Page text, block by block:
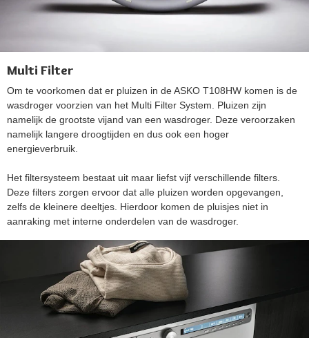
Multi Filter
Om te voorkomen dat er pluizen in de ASKO T108HW komen is de
wasdroger voorzien van het Multi Filter System. Pluizen zijn
namelijk de grootste vijand van een wasdroger. Deze veroorzaken
namelijk langere droogtijden en dus ook een hoger
energieverbruik.
Het filtersysteem bestaat uit maar liefst vijf verschillende filters.
Deze filters zorgen ervoor dat alle pluizen worden opgevangen,
zelfs de kleinere deeltjes. Hierdoor komen de pluisjes niet in
aanraking met interne onderdelen van de wasdroger.